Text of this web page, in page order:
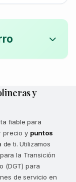
y
fiable para
precio y puntos
de ti. Utilizamos
la Transición
(DGT) para
de servicio en